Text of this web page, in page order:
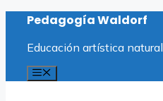
Saltar
contenido
Pedagogía Waldorf
Educación artística natural
Menú